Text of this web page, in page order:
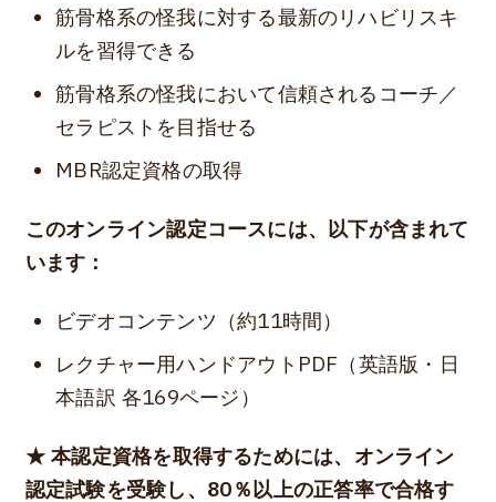
筋骨格系の怪我に対する最新のリハビリスキ
ルを習得できる
筋骨格系の怪我において信頼されるコーチ／
セラピストを目指せる
MBR認定資格の取得
このオンライン認定コースには、以下が含まれて
います：
ビデオコンテンツ（約11時間）
レクチャー用ハンドアウトPDF（英語版・日
本語訳 各169ページ）
★ 本認定資格を取得するためには、オンライン
認定試験を受験し、80％以上の正答率で合格す